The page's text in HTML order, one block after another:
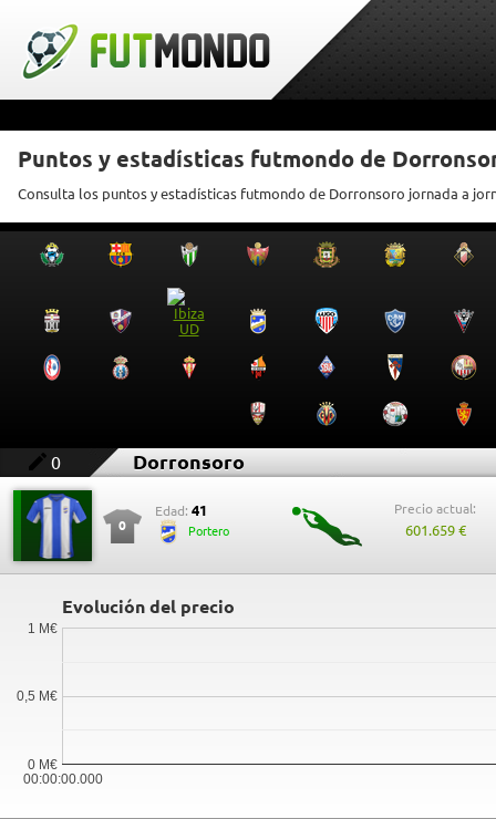
Puntos y estadísticas futmondo de
Consulta los puntos y estadísticas futmondo de Dorronsoro jornada a
0 Dorronsoro
0
Edad: 41
Portero
Precio actual:
601.659 €
Evolución del precio
00:00:00.000
0 M€
0,5 M€
1 M€